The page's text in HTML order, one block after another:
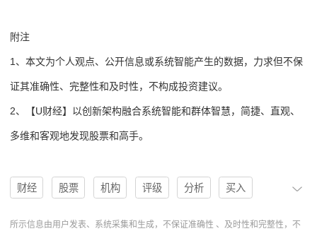
附注
1、本文为个人观点、公开信息或系统智能产生的数据，力求但不保
证其准确性、完整性和及时性，不构成投资建议。
2、【U财经】以创新架构融合系统智能和群体智慧，简捷、直观、
多维和客观地发现股票和高手。
财经 股票 机构 评级 分析 买入
买入评级 U股票 协作 操作 分析系统
所示信息由用户发表、系统采集和生成，不保证准确性 、及时性和完整性，不